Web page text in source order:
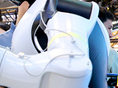
足球道路
科普 健康 樂齡 閱讀
全民健康 顏選攻略 海洋